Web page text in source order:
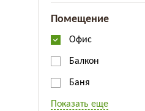
Помещение
Офис
Балкон
Баня
Показать еще